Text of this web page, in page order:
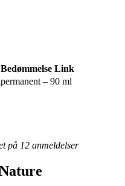
Bedømmelse Link
– 90 ml
på 12 anmeldelser